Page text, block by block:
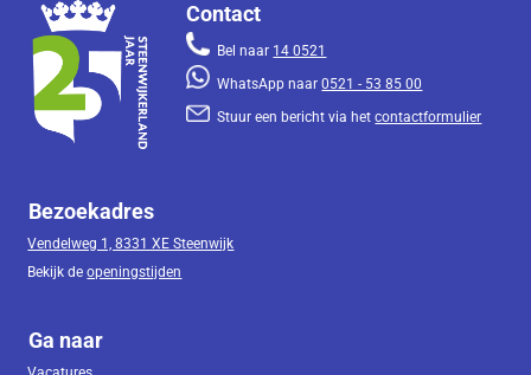
Contact
Bel naar 14 0521
WhatsApp naar0521 - 53 85 00
Stuur een bericht via hetcontactformulier
Bezoekadres
Vendelweg 1, 8331 XE Steenwijk
Bekijk deopeningstijden
Ga naar